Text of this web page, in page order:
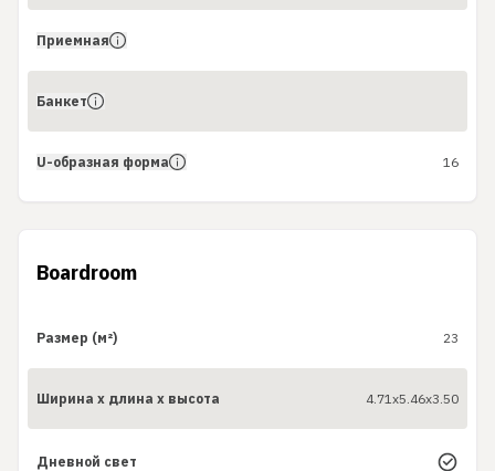
Приемная
Банкет
U-образная форма 16
Boardroom
Размер (м²) 23
Ширина x длина x высота 4.71x5.46x3.50
Дневной свет